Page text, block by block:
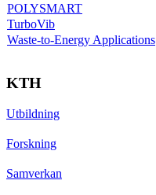
POLYSMART
TurboVib
Waste-to-Energy Applications
KTH
Utbildning
Forskning
Samverkan